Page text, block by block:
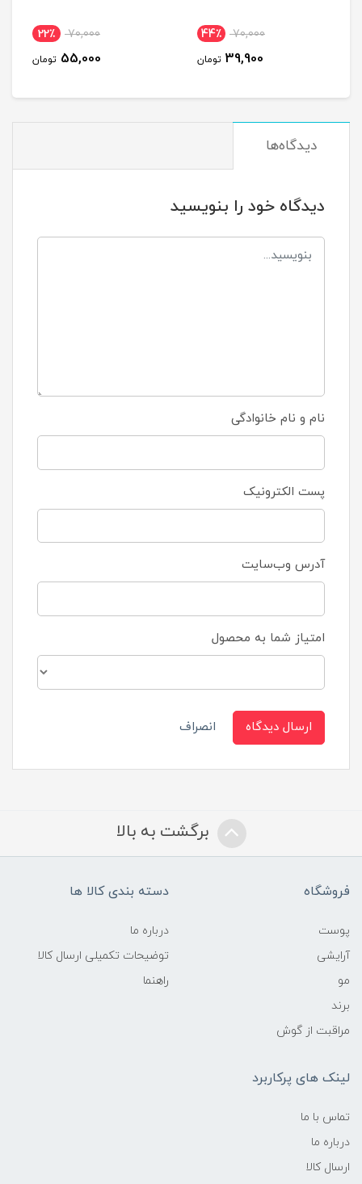
70,000 44٪
39,900 تومان
70,000 22٪
55,000 تومان
دیدگاه‌ها
دیدگاه خود را بنویسید
نام و نام خانوادگی
پست الکترونیک
آدرس وب‌سایت
امتیاز شما به محصول
ارسال دیدگاه انصراف
برگشت به بالا
فروشگاه
پوست
آرایشی
مو
برند
مراقبت از گوش
دسته بندی کالا ها
درباره ما
توضیحات تکمیلی ارسال کالا
راهنما
لینک های پرکاربرد
تماس با ما
درباره ما
ارسال کالا